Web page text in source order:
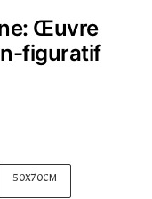
Œuvre
figuratif
50X70CM